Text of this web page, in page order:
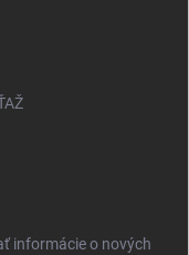
informácie o nových